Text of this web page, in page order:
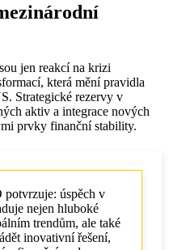
jen reakcí na krizi
která mění pravidla
Strategické rezervy v
aktiv a integrace nových
prvky finanční stability.
úspěch v
nejen hluboké
trendům, ale také
inovativní řešení,